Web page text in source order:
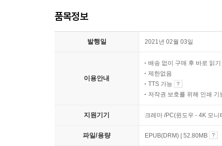
품목정보
발행일 2021년 02월 03일
이용안내
배송 없이 구매 후 바로 읽기
제한없음
TTS 가능
저작권 보호를 위해 인쇄 기
지원기기 크레마 /PC(윈도우 - 4K 모
파일/용량 EPUB(DRM) | 52.80MB